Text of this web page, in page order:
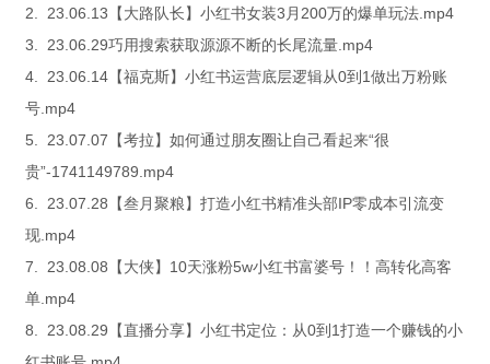
2. 23.06.13【大路队长】小红书女装3月200万的爆单玩法.mp4
3. 23.06.29巧用搜索获取源源不断的长尾流量.mp4
4. 23.06.14【福克斯】小红书运营底层逻辑从0到1做出万粉账
号.mp4
5. 23.07.07【考拉】如何通过朋友圈让自己看起来“很
贵”-1741149789.mp4
6. 23.07.28【叁月聚粮】打造小红书精准头部IP零成本引流变
现.mp4
7. 23.08.08【大侠】10天涨粉5w小红书富婆号！！高转化高客
单.mp4
8. 23.08.29【直播分享】小红书定位：从0到1打造一个赚钱的小